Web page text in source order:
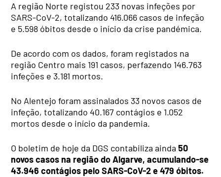
A região Norte registou 233 novas infeções por
SARS-CoV-2, totalizando 416.066 casos de infeção
e 5.598 óbitos desde o início da crise pandémica.
De acordo com os dados, foram registados na
região Centro mais 191 casos, perfazendo 146.763
infeções e 3.181 mortos.
No Alentejo foram assinalados 33 novos casos de
infeção, totalizando 40.167 contágios e 1.052
mortos desde o início da pandemia.
O boletim de hoje da DGS contabiliza ainda50
novos casos na região do Algarve, acumulando-se
43.946 contágios pelo SARS-CoV-2 e 479 óbitos.